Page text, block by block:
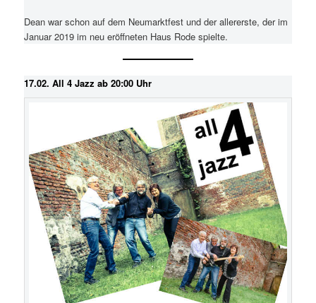
Dean war schon auf dem Neumarktfest und der allererste, der im
Januar 2019 im neu eröffneten Haus Rode spielte.
17.02. All 4 Jazz ab 20:00 Uhr